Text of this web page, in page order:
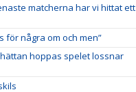
matcherna har vi hittat ett
för några om och men”
hoppas spelet lossnar